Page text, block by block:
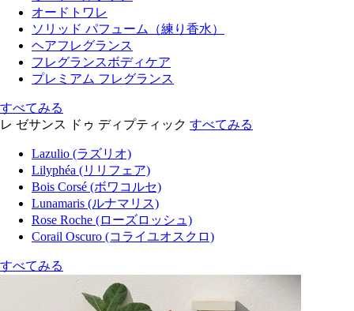
オードトワレ
ソリッド パフューム（練り香水）
ヘアフレグランス
フレグランスボディケア
プレミアム フレグランス
すべてみる
レ ゼサンス ドゥ ディプティック すべてみる
Lazulio (ラズリオ)
Lilyphéa (リリフェア)
Bois Corsé (ボワコルセ)
Lunamaris (ルナマリス)
Rose Roche (ローズロッシュ)
Corail Oscuro (コライユオスクロ)
すべてみる